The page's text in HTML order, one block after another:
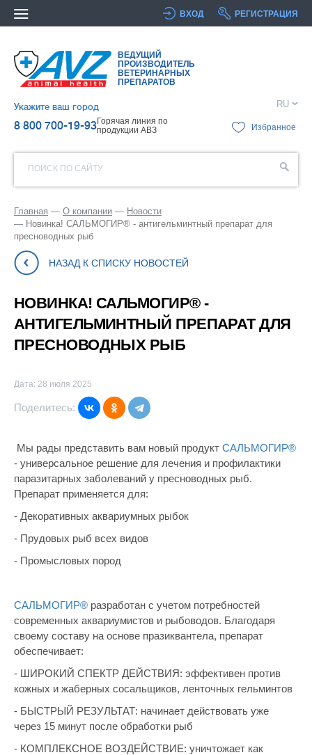
ВХОД РЕГИСТРАЦИЯ
ВЕДУЩИЙ
ПРОИЗВОДИТЕЛЬ
ВЕТЕРИНАРНЫХ
ПРЕПАРАТОВ
Укажите ваш город
8 800 700-19-93Горячая линия по
продукции АВЗ
RU
Избранное
ПОИСК ПО САЙТУ
Главная О компании
Новости
Новинка! САЛЬМОГИР® - антигельминтный препарат для
пресноводных рыб
НАЗАД К СПИСКУ НОВОСТЕЙ
НОВИНКА! САЛЬМОГИР® -
АНТИГЕЛЬМИНТНЫЙ ПРЕПАРАТ ДЛЯ
ПРЕСНОВОДНЫХ РЫБ
Дата: 28 июля 2025
Поделитесь:
Мы рады представить вам новый продукт САЛЬМОГИР®
- универсальное решение для лечения и профилактики
паразитарных заболеваний у пресноводных рыб.
Препарат применяется для:
- Декоративных аквариумных рыбок
- Прудовых рыб всех видов
- Промысловых пород
САЛЬМОГИР® разработан с учетом потребностей
современных аквариумистов и рыбоводов. Благодаря
своему составу на основе празиквантела, препарат
обеспечивает:
- ШИРОКИЙ СПЕКТР ДЕЙСТВИЯ: эффективен против
кожных и жаберных сосальщиков, ленточных гельминтов
- БЫСТРЫЙ РЕЗУЛЬТАТ: начинает действовать уже
через 15 минут после обработки рыб
- КОМПЛЕКСНОЕ ВОЗДЕЙСТВИЕ: уничтожает как